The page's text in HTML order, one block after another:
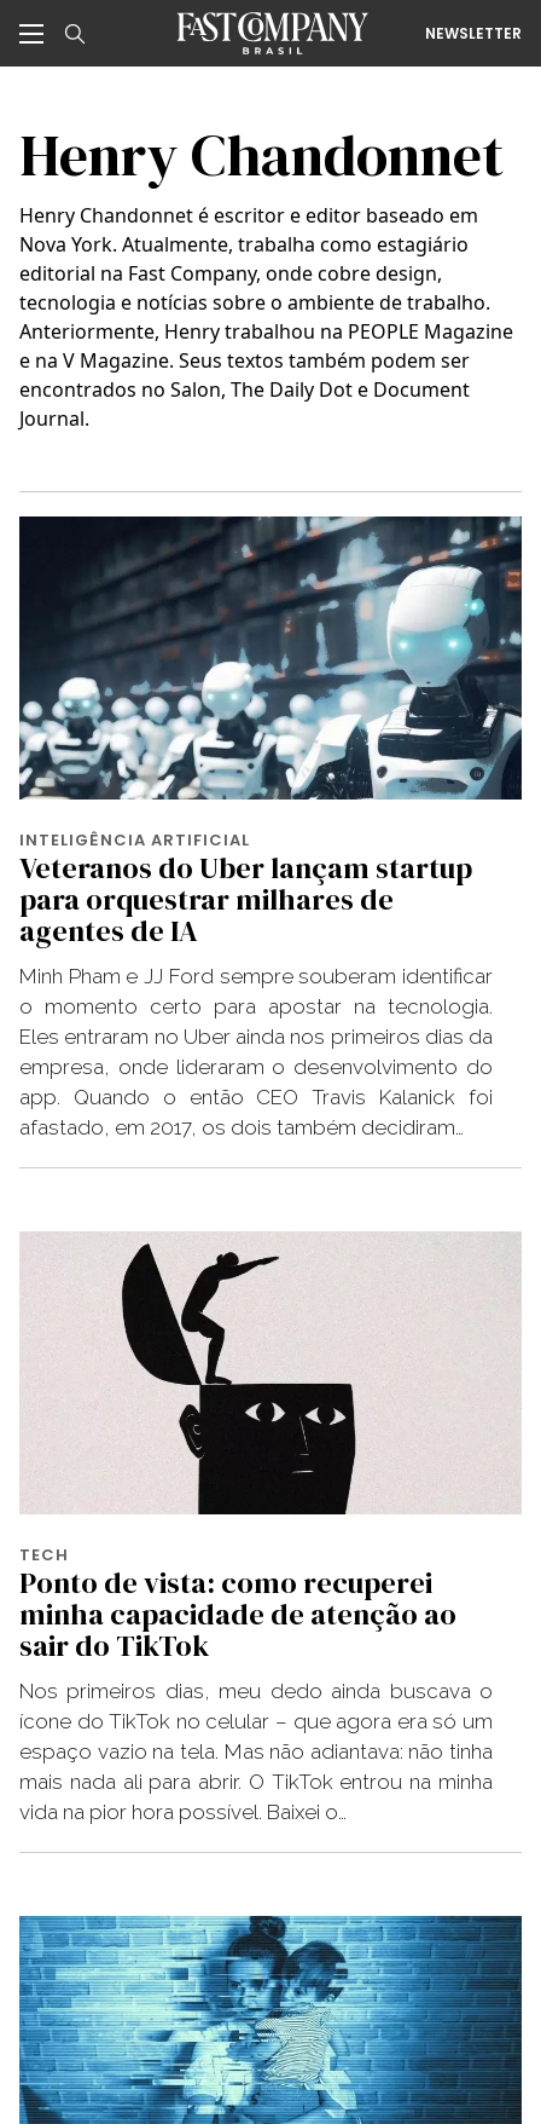
NEWSLETTER
Henry Chandonnet
Henry Chandonnet é escritor e editor baseado em
Nova York. Atualmente, trabalha como estagiário
editorial na Fast Company, onde cobre design,
tecnologia e notícias sobre o ambiente de trabalho.
Anteriormente, Henry trabalhou na PEOPLE Magazine
e na V Magazine. Seus textos também podem ser
encontrados no Salon, The Daily Dot e Document
Journal.
INTELIGÊNCIA ARTIFICIAL
Veteranos do Uber lançam startup
para orquestrar milhares de
agentes de IA
Minh Pham e JJ Ford sempre souberam identificar
o momento certo para apostar na tecnologia.
Eles entraram no Uber ainda nos primeiros dias da
empresa, onde lideraram o desenvolvimento do
app. Quando o então CEO Travis Kalanick foi
afastado, em 2017, os dois também decidiram…
TECH
Ponto de vista: como recuperei
minha capacidade de atenção ao
sair do TikTok
Nos primeiros dias, meu dedo ainda buscava o
ícone do TikTok no celular – que agora era só um
espaço vazio na tela. Mas não adiantava: não tinha
mais nada ali para abrir. O TikTok entrou na minha
vida na pior hora possível. Baixei o…